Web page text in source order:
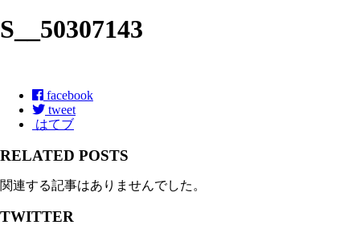
S__50307143
facebook
tweet
はてブ
RELATED POSTS
関連する記事はありませんでした。
TWITTER